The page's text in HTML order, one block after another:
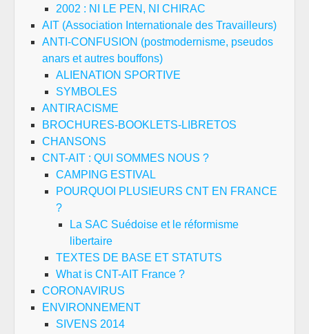
2002 : NI LE PEN, NI CHIRAC
AIT (Association Internationale des Travailleurs)
ANTI-CONFUSION (postmodernisme, pseudos
anars et autres bouffons)
ALIENATION SPORTIVE
SYMBOLES
ANTIRACISME
BROCHURES-BOOKLETS-LIBRETOS
CHANSONS
CNT-AIT : QUI SOMMES NOUS ?
CAMPING ESTIVAL
POURQUOI PLUSIEURS CNT EN FRANCE
?
La SAC Suédoise et le réformisme
libertaire
TEXTES DE BASE ET STATUTS
What is CNT-AIT France ?
CORONAVIRUS
ENVIRONNEMENT
SIVENS 2014